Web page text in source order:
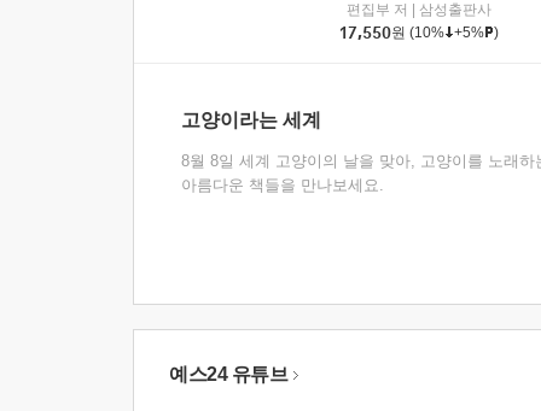
편집부 저
삼성출판사
17,550원 (10% +5% )
고양이라는 세계
8월 8일 세계 고양이의 날을 맞아, 고양이를 노래하
아름다운 책들을 만나보세요.
예스24 유튜브